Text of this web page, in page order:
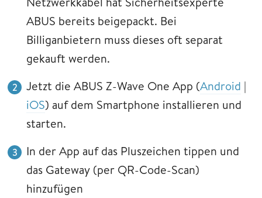
ABUS bereits beigepackt. Bei
Billiganbietern muss dieses oft separat
gekauft werden.
Jetzt die ABUS Z-Wave One App (Android |
iOS) auf dem Smartphone installieren und
starten.
In der App auf das Pluszeichen tippen und
das Gateway (per QR-Code-Scan)
hinzufügen